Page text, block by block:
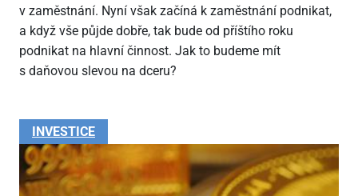
v zaměstnání. Nyní však začíná k zaměstnání podnikat,
a když vše půjde dobře, tak bude od příštího roku
podnikat na hlavní činnost. Jak to budeme mít
s daňovou slevou na dceru?
INVESTICE